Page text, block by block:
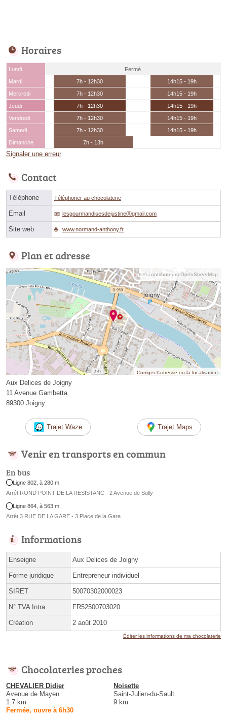
Horaires
Lundi
Fermé
Mardi
7h - 12h30
14h15 - 19h
Mercredi
7h - 12h30
14h15 - 19h
Jeudi
7h - 12h30
14h15 - 19h
Vendredi
7h - 12h30
14h15 - 19h
Samedi
7h - 12h30
14h15 - 19h
Dimanche
7h - 13h
Signaler une erreur
Contact
Téléphone Téléphoner au chocolaterie
Email lesgourmandisesdejustineⓐgmail.com
Site web www.normand-anthony.fr
Plan et adresse
© contributeurs OpenStreetMap
Corriger l’adresse ou la localisation
Aux Delices de Joigny
11 Avenue Gambetta
89300 Joigny
Trajet Waze Trajet Maps
Venir en transports en commun
En bus
Ligne 802, à 280 m
Arrêt ROND POINT DE LA RESISTANC - 2 Avenue de Sully
Ligne 864, à 563 m
Arrêt 3 RUE DE LA GARE - 3 Place de la Gare
Informations
Enseigne Aux Delices de Joigny
Forme juridique Entrepreneur individuel
SIRET 50070302000023
N° TVA Intra. FR52500703020
Création 2 août 2010
Éditer les informations de ma chocolaterie
Chocolateries proches
CHEVALIER Didier
Avenue de Mayen
1.7 km
Fermée, ouvre à 6h30
Noisette
Saint-Julien-du-Sault
9 km